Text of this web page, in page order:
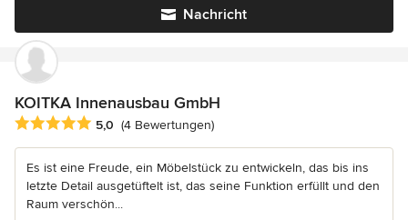
Nachricht
KOITKA Innenausbau GmbH
Durchschnittliche Bewertung: 5 von 5 Sternen
5,0 (4 Bewertungen)
Es ist eine Freude, ein Möbelstück zu entwickeln, das bis ins
letzte Detail ausgetüftelt ist, das seine Funktion erfüllt und den
Raum verschön...